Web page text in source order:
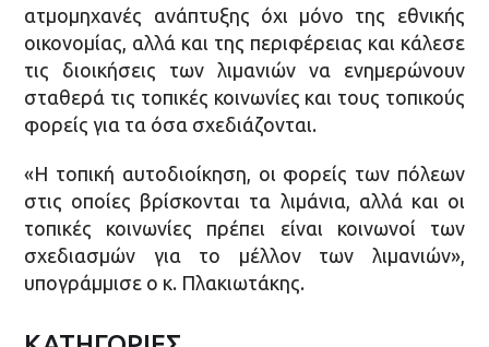
ατμομηχανές ανάπτυξης όχι μόνο της εθνικής
οικονομίας, αλλά και της περιφέρειας και κάλεσε
τις διοικήσεις των λιμανιών να ενημερώνουν
σταθερά τις τοπικές κοινωνίες και τους τοπικούς
φορείς για τα όσα σχεδιάζονται.
«Η τοπική αυτοδιοίκηση, οι φορείς των πόλεων
στις οποίες βρίσκονται τα λιμάνια, αλλά και οι
τοπικές κοινωνίες πρέπει είναι κοινωνοί των
σχεδιασμών για το μέλλον των λιμανιών»,
υπογράμμισε ο κ. Πλακιωτάκης.